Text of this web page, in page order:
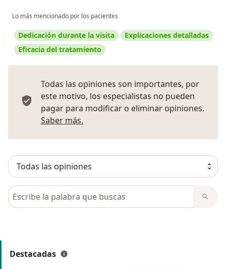
humana y consciente, ayudándote a encontrar
soluciones cómodas, efectivas y adaptadas a ti.
Si roncas, te despiertas cansado o sientes que tu
descanso no es reparador, podemos ayudarte.
Dormir bien es vivir mejor.
Tu descanso también es salud.
Luz Elena Mejia M.
Odontologa
Lo más mencionado por los pacientes
Dedicación durante la visita
Explicaciones detalladas
Eficacia del tratamiento
Todas las opiniones son importantes, por
este motivo, los especialistas no pueden
pagar para modificar o eliminar opiniones.
Saber más.
Busca en opiniones
Destacadas